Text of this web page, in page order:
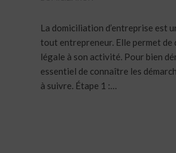
La domiciliation d’entreprise est
tout entrepreneur. Elle permet de
légale à son activité. Pour bien
essentiel de connaître les
à suivre. Étape 1 :…